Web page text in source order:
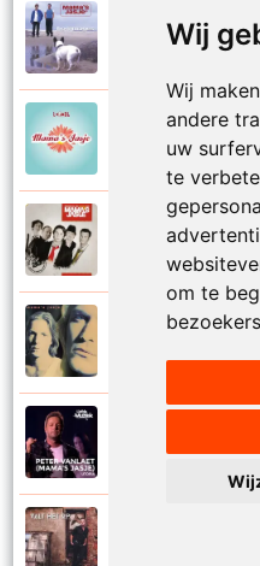
Wij
Wij
andere
uw
te
om te
Mamas Jasje
Thuis ben
Mamas Jasje
Mamas Jasje
Tot aan de maan
Mamas Jasje
Troebele tijden